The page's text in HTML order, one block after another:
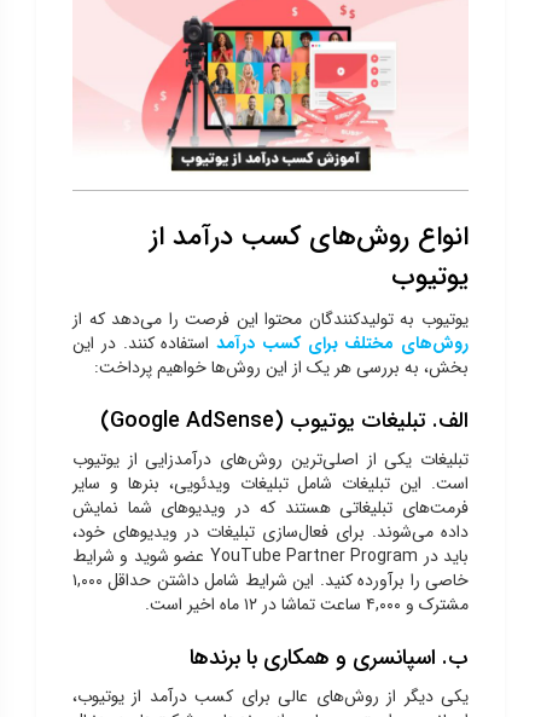
انواع روش‌های کسب درآمد از
یوتیوب
یوتیوب به تولیدکنندگان محتوا این فرصت را می‌دهد که از
روش‌های مختلف برای کسب درآمد استفاده کنند. در این
بخش، به بررسی هر یک از این روش‌ها خواهیم پرداخت:
الف. تبلیغات یوتیوب (Google AdSense)
تبلیغات یکی از اصلی‌ترین روش‌های درآمدزایی از یوتیوب
است. این تبلیغات شامل تبلیغات ویدئویی، بنرها و سایر
فرمت‌های تبلیغاتی هستند که در ویدیوهای شما نمایش
داده می‌شوند. برای فعال‌سازی تبلیغات در ویدیوهای خود،
باید در YouTube Partner Program عضو شوید و شرایط
خاصی را برآورده کنید. این شرایط شامل داشتن حداقل ۱,۰۰۰
مشترک و ۴,۰۰۰ ساعت تماشا در ۱۲ ماه اخیر است.
ب. اسپانسری و همکاری با برندها
یکی دیگر از روش‌های عالی برای کسب درآمد از یوتیوب،